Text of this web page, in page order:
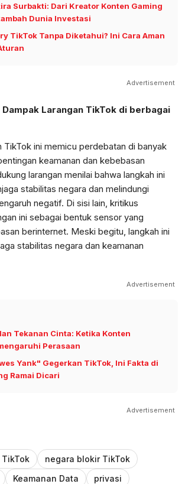
Surbakti: Dari Kreator Konten Gaming
Dunia Investasi
TikTok Tanpa Diketahui? Ini Cara Aman
Advertisement
Larangan TikTok di berbagai
TikTok ini memicu perdebatan di banyak
keamanan dan kebebasan
larangan menilai bahwa langkah ini
stabilitas negara dan melindungi
negatif. Di sisi lain, kritikus
ini sebagai bentuk sensor yang
berinternet. Meski begitu, langkah ini
stabilitas negara dan keamanan
Advertisement
Tekanan Cinta: Ketika Konten
Perasaan
Yank" Gegerkan TikTok, Ini Fakta di
Ramai Dicari
Advertisement
negara blokir TikTok
Keamanan Data
privasi